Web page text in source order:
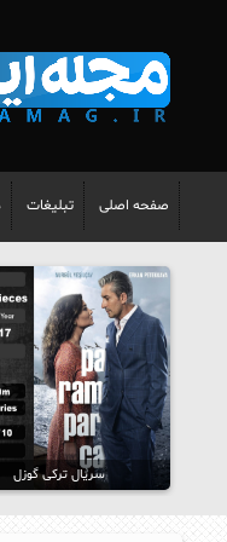
صفحه اصلی تبلیغات
سریال ترکی گوزل